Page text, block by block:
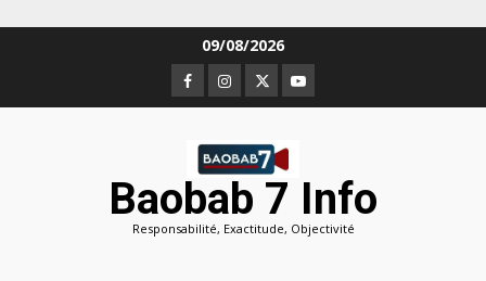
09/08/2026
Facebook
Instagram
TwitterYoutube
Baobab 7 Info
Responsabilité, Exactitude, Objectivité